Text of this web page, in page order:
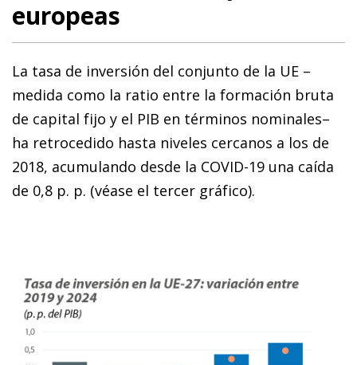
europeas
La tasa de inversión del conjunto de la UE –
medida como la ratio entre la formación bruta
de capital fijo y el PIB en términos nominales–
ha retrocedido hasta niveles cercanos a los de
2018, acumulando desde la COVID-19 una caída
de 0,8 p. p. (véase el tercer gráfico).